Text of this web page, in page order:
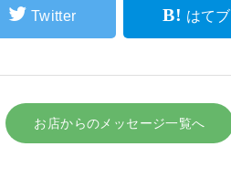
Twitter はてブ
お店からのメッセージ一覧へ